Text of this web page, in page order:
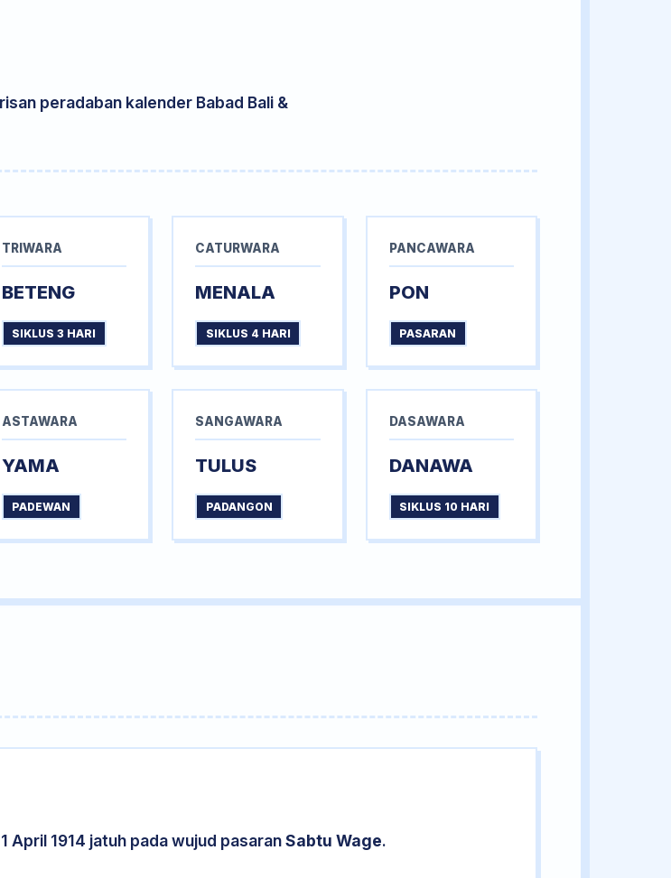
peradaban kalender Babad Bali &
TRIWARA
BETENG
SIKLUS 3 HARI
CATURWARA
MENALA
SIKLUS 4 HARI
PANCAWARA
PON
PASARAN
ASTAWARA
YAMA
PADEWAN
SANGAWARA
TULUS
PADANGON
DASAWARA
DANAWA
SIKLUS 10 HARI
April 1914 jatuh pada wujud pasaranSabtu Wage.